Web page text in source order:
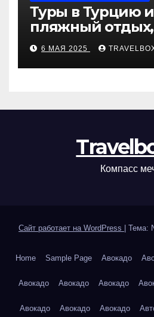
Туры в Турцию
пляжный отдых,
и лучшие
6 МАЯ 2025
Компасс
Сайт работает на WordPress Тема:
Home Sample Page Авокадо
Авокадо Авокадо Авокадо
Авокадо Авокадо Авокадо